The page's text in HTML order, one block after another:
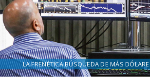
LA FRENÉTICA BÚSQUEDA DE MÁS